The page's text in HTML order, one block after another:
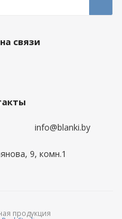
связи
info@blanki.by
9, комн.1
продукция